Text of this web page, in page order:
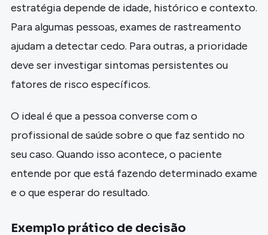
estratégia depende de idade, histórico e contexto.
Para algumas pessoas, exames de rastreamento
ajudam a detectar cedo. Para outras, a prioridade
deve ser investigar sintomas persistentes ou
fatores de risco específicos.
O ideal é que a pessoa converse com o
profissional de saúde sobre o que faz sentido no
seu caso. Quando isso acontece, o paciente
entende por que está fazendo determinado exame
e o que esperar do resultado.
Exemplo prático de decisão